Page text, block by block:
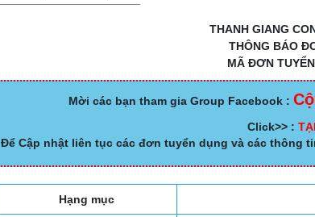
THANH GIANG
THÔNG BÁO
MÃ ĐƠN
Mời các bạn tham gia Group Facebook :
Click>> :
Để Cập nhật liên tục các đơn tuyển dụng và các thông
Hạng mục